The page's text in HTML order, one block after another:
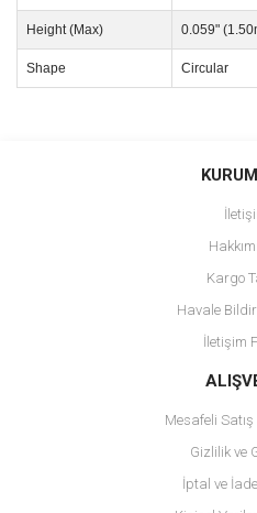
Height (Max) 0.059"
Shape Circular
Bu ürüne ilk
Ürün resmi kalitesiz, bozuk
Ürün açıklamasında eksik
Ürün bilgilerinde hatalar
Ürün fiyatı diğer sitelerden daha
Bu ürüne benzer farklı
Kargo
Havale
İletişim
Mesafeli
Gizlilik ve
İptal ve